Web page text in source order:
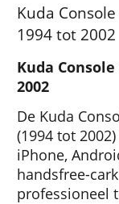
Kuda
1994 tot 2002
Kuda Console
2002
De Kuda
(1994 tot
iPhone,
handsfree-
professioneel